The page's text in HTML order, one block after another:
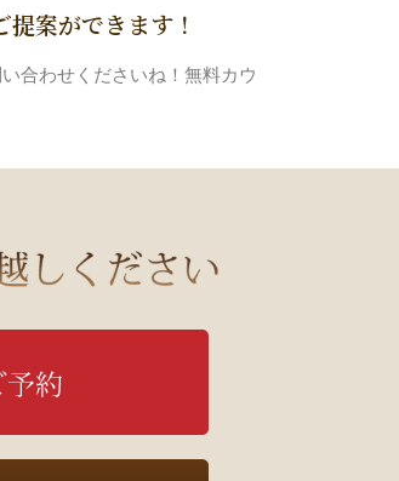
案ができます！
合わせくださいね！無料カウ